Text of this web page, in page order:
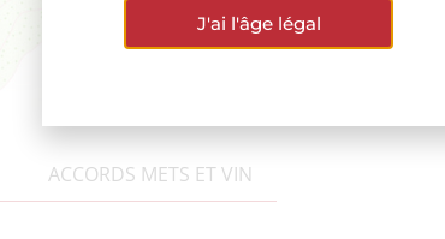
ACCORDS METS ET VIN
J'ai l'âge légal